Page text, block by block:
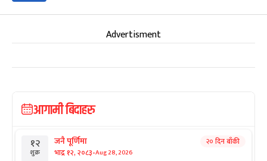
Advertisment
आगामी बिदाहरु
१२
शुक्र
जनै पूर्णिमा
भाद्र १२, २०८३-Aug 28, 2026
२० दिन बाँकी